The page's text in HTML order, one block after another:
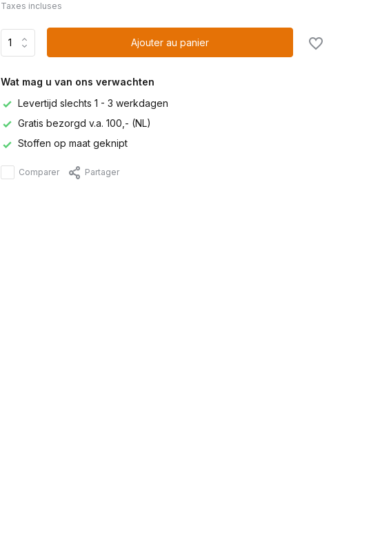
Taxes incluses
Ajouter au panier
Wat mag u van ons verwachten
Levertijd slechts 1 - 3 werkdagen
Gratis bezorgd v.a. 100,- (NL)
Stoffen op maat geknipt
Comparer Partager